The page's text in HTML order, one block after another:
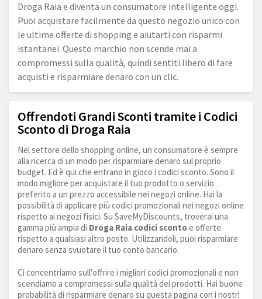
Droga Raia e diventa un consumatore intelligente oggi.
Puoi acquistare facilmente da questo negozio unico con
le ultime offerte di shopping e aiutarti con risparmi
istantanei. Questo marchio non scende mai a
compromessi sulla qualità, quindi sentiti libero di fare
acquisti e risparmiare denaro con un clic.
Offrendoti Grandi Sconti tramite i Codici
Sconto di Droga Raia
Nel settore dello shopping online, un consumatore è sempre
alla ricerca di un modo per risparmiare denaro sul proprio
budget. Ed è qui che entrano in gioco i codici sconto. Sono il
modo migliore per acquistare il tuo prodotto o servizio
preferito a un prezzo accessibile nei negozi online. Hai la
possibilità di applicare più codici promozionali nei negozi online
rispetto ai negozi fisici. Su SaveMyDiscounts, troverai una
gamma più ampia di Droga Raia codici scontoe offerte
rispetto a qualsiasi altro posto. Utilizzandoli, puoi risparmiare
denaro senza svuotare il tuo conto bancario.
Ci concentriamo sull'offrire i migliori codici promozionali e non
scendiamo a compromessi sulla qualità dei prodotti. Hai buone
probabilità di risparmiare denaro su questa pagina con i nostri